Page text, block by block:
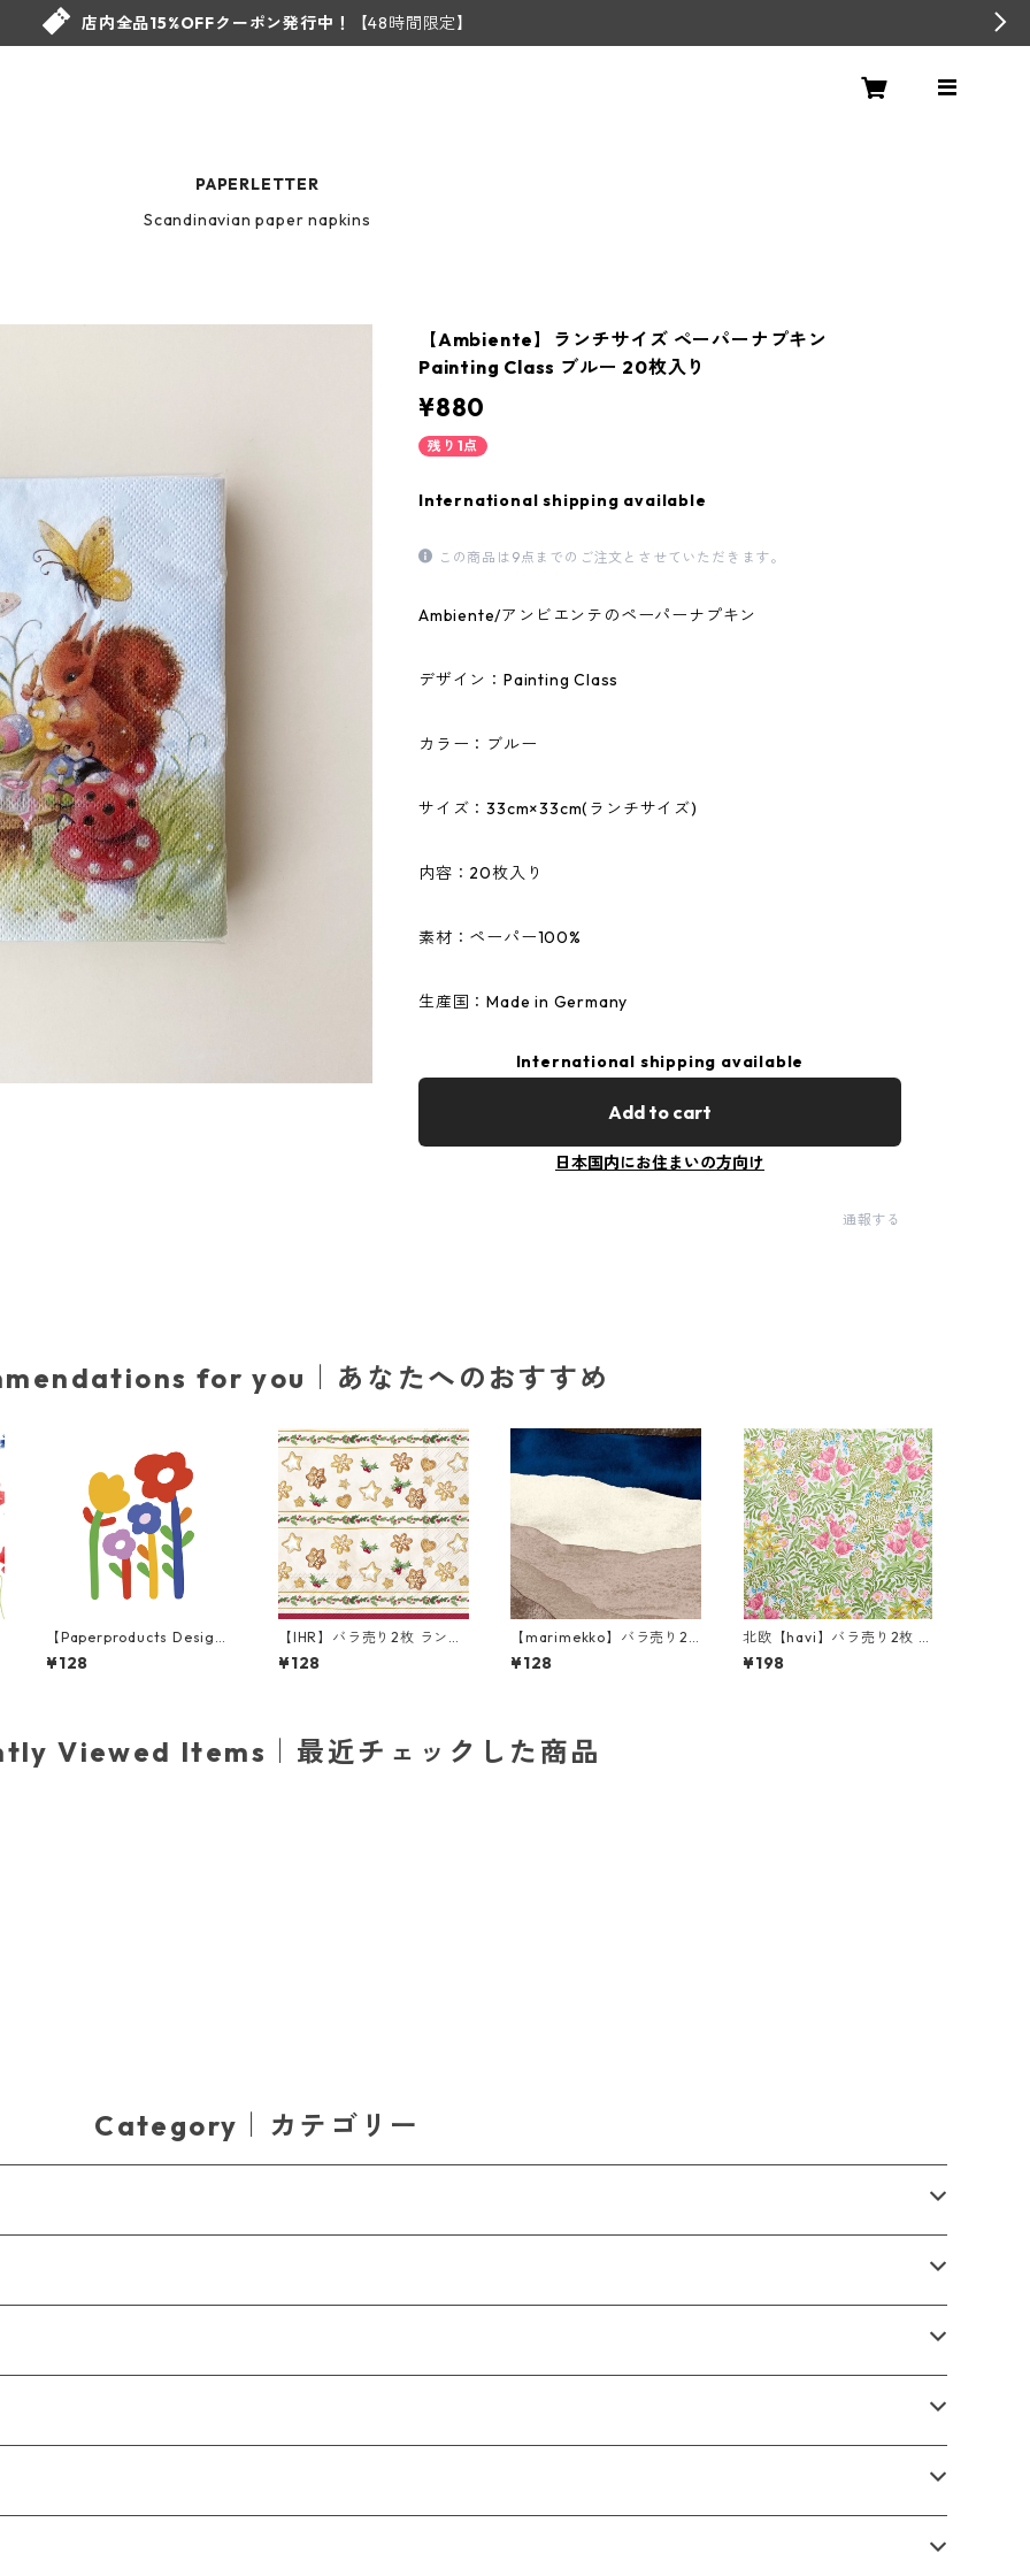
店内全品15%OFFクーポン発行中！ 【48時間限定】
PAPERLETTER
Scandinavian paper napkins
【Ambiente】ランチサイズ ペーパーナプキン
Painting Class ブルー 20枚入り
¥880
残り1点
International shipping available
この商品は9点までのご注文とさせていただきます。
Ambiente/アンビエンテのペーパーナプキン
デザイン：Painting Class
カラー：ブルー
サイズ：33cm×33cm(ランチサイズ)
内容：20枚入り
素材：ペーパー100%
生産国：Made in Germany
International shipping available
Add to cart
日本国内にお住まいの方向け
通報する
for you｜あなたへのおすすめ
【Paperproducts Desig
n】バラ売り2枚 ランチサイ
ズ ペーパーナプキン Super
¥128
【IHR】バラ売り2枚 ランチ
サイズ ペーパーナプキン C
OOKIE GARLAND クリーム
¥128
【marimekko】バラ売り2
枚 ランチサイズ ペーパーナ
プキン JOIKU クリームxブ
¥128
北欧【havi】バラ売り2枚 ラ
ンチサイズ ペーパーナプキ
ン Bower グリーン William
¥198
Viewed Items｜最近チェックした商品
Category｜カテゴリー